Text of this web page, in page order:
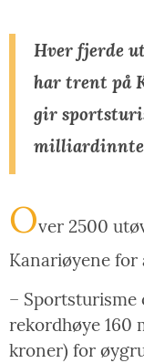
Hver fjerde
har trent på
gir
Over 2500
Kanariøyene for
–
rekordhøye 160
kroner) for